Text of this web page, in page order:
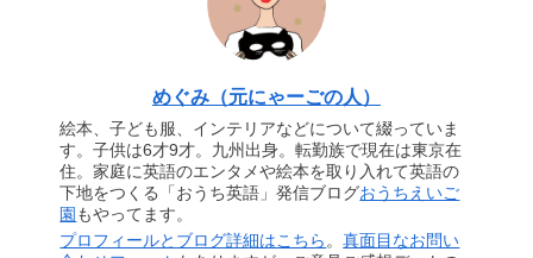
めぐみ（元にゃーごの人）
絵本、子ども服、インテリアなどについて綴っていま
す。子供は6才9才。九州出身。転勤族で現在は東京在
住。家庭に英語のエンタメや絵本を取り入れて英語の
下地をつくる「おうち英語」発信ブログおうちえいご
園 もやってます。
プロフィールとブログ詳細はこちら 。真面目なお問い